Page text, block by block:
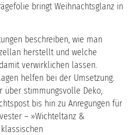
bringt Weihnachtsglanz in
beschreiben, wie man
herstellt und welche
verwirklichen lassen.
helfen bei der Umsetzung.
über stimmungsvolle Deko,
bis hin zu Anregungen für
– »Wichteltanz &